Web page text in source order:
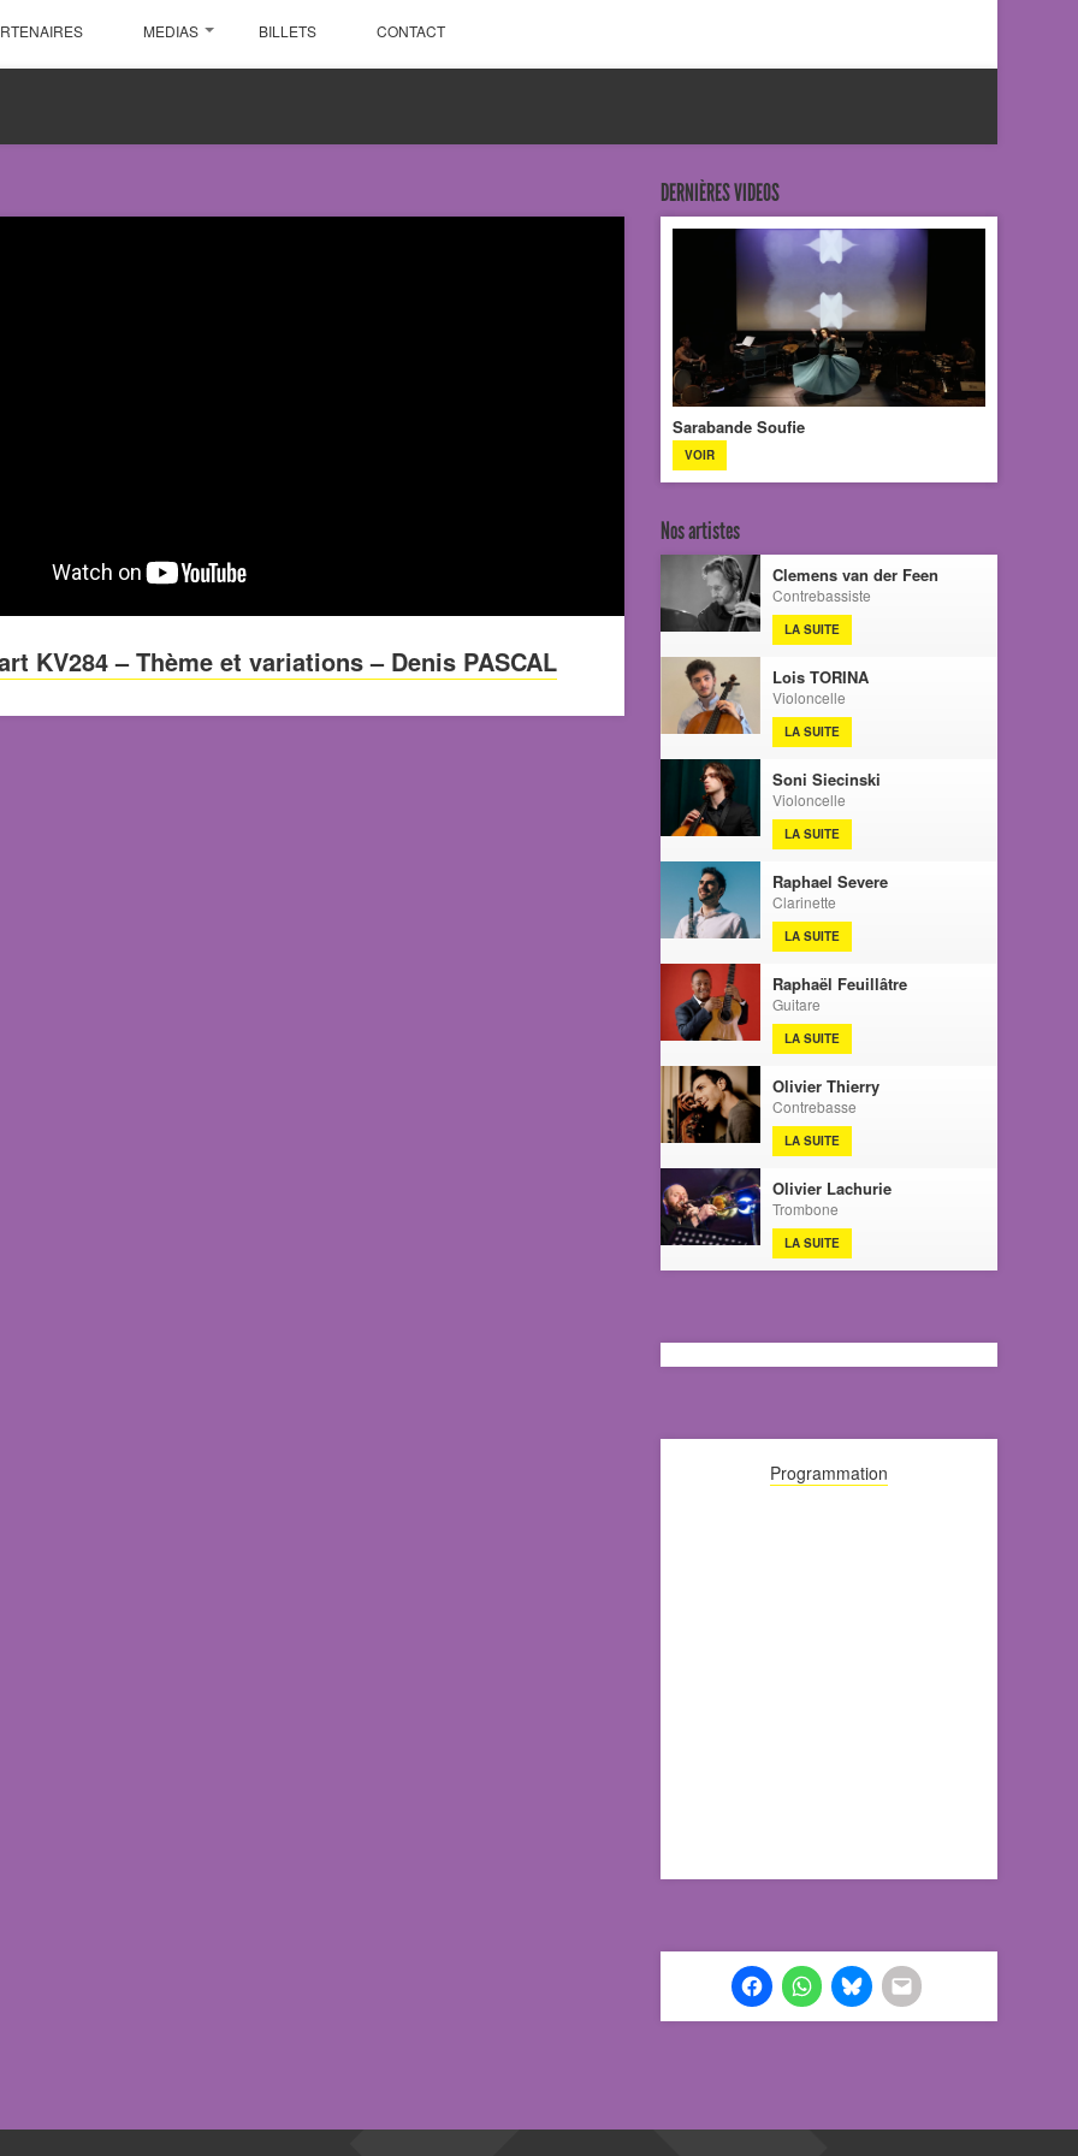
MEDIAS BILLETS CONTACT
KV284 – Thème et variations – Denis PASCAL
DERNIÈRES VIDEOS
Sarabande Soufie
VOIR
Nos artistes
Clemens van der Feen
Contrebassiste
LA SUITE
Lois TORINA
Violoncelle
LA SUITE
Soni Siecinski
Violoncelle
LA SUITE
Raphael Severe
Clarinette
LA SUITE
Raphaël Feuillâtre
Guitare
LA SUITE
Olivier Thierry
Contrebasse
LA SUITE
Olivier Lachurie
Trombone
LA SUITE
Programmation